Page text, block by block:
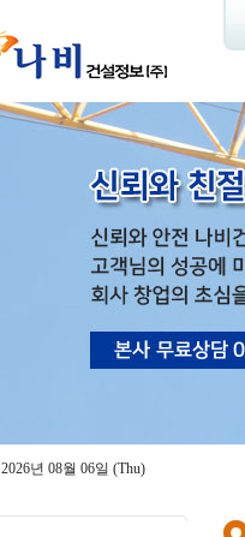
2026년 08월 06일 (Thu)